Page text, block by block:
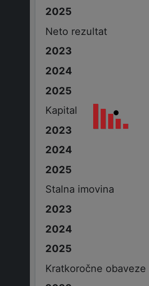
Neto rezultat
Kapital
Stalna imovina
Kratkoročne obaveze